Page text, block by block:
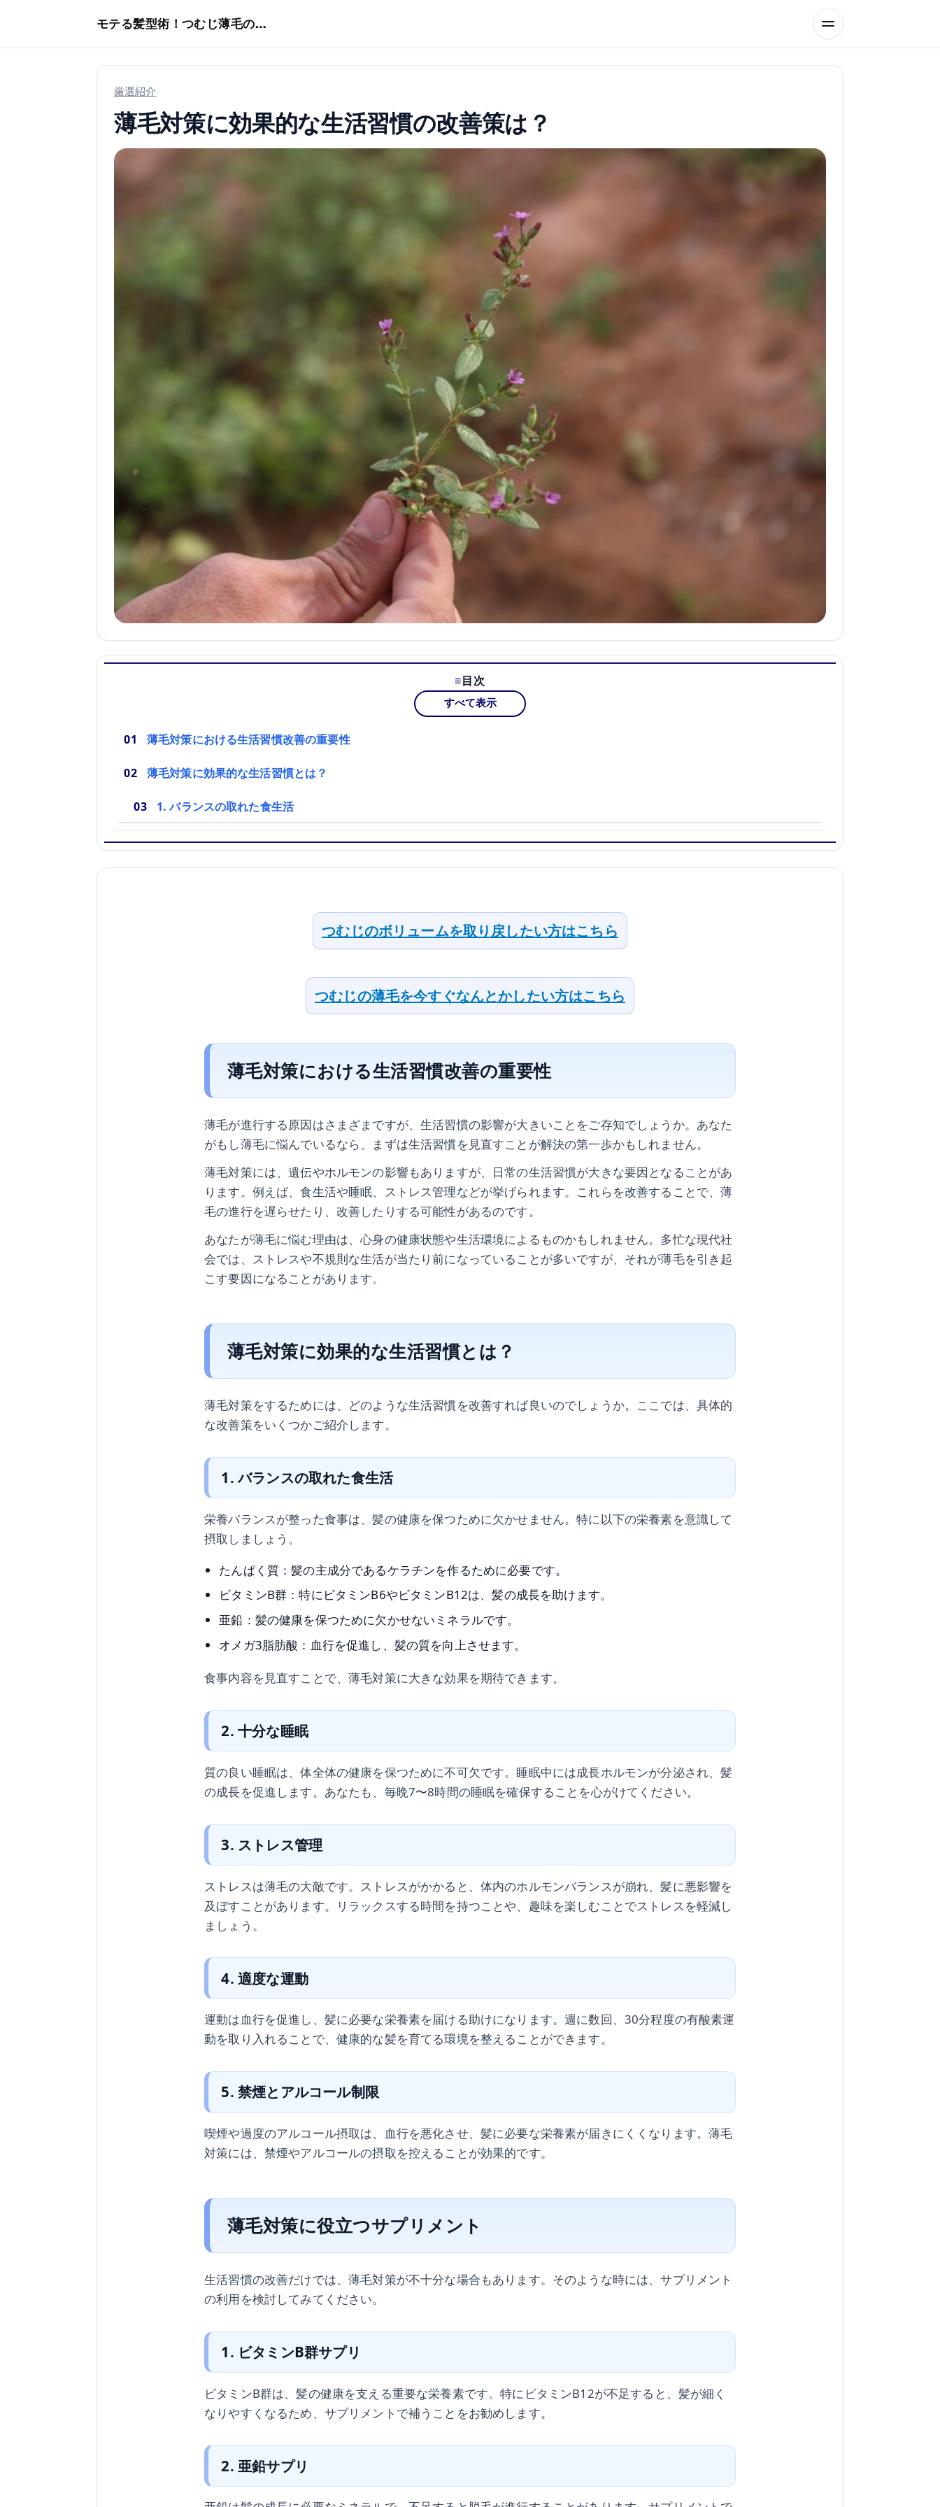
モテる髪型術！つむじ薄毛の隠し方
厳選紹介
薄毛対策に効果的な生活習慣の改善策は？
目次
すべて表示
薄毛対策における生活習慣改善の重要性
薄毛対策に効果的な生活習慣とは？
1. バランスの取れた食生活
つむじのボリュームを取り戻したい方はこちら
つむじの薄毛を今すぐなんとかしたい方はこちら
薄毛対策における生活習慣改善の重要性
薄毛が進行する原因はさまざまですが、生活習慣の影響が大きいことをご存知でしょうか。あなた
がもし薄毛に悩んでいるなら、まずは生活習慣を見直すことが解決の第一歩かもしれません。
薄毛対策には、遺伝やホルモンの影響もありますが、日常の生活習慣が大きな要因となることがあ
ります。例えば、食生活や睡眠、ストレス管理などが挙げられます。これらを改善することで、薄
毛の進行を遅らせたり、改善したりする可能性があるのです。
あなたが薄毛に悩む理由は、心身の健康状態や生活環境によるものかもしれません。多忙な現代社
会では、ストレスや不規則な生活が当たり前になっていることが多いですが、それが薄毛を引き起
こす要因になることがあります。
薄毛対策に効果的な生活習慣とは？
薄毛対策をするためには、どのような生活習慣を改善すれば良いのでしょうか。ここでは、具体的
な改善策をいくつかご紹介します。
1. バランスの取れた食生活
栄養バランスが整った食事は、髪の健康を保つために欠かせません。特に以下の栄養素を意識して
摂取しましょう。
たんぱく質：髪の主成分であるケラチンを作るために必要です。
ビタミンB群：特にビタミンB6やビタミンB12は、髪の成長を助けます。
亜鉛：髪の健康を保つために欠かせないミネラルです。
オメガ3脂肪酸：血行を促進し、髪の質を向上させます。
食事内容を見直すことで、薄毛対策に大きな効果を期待できます。
2. 十分な睡眠
質の良い睡眠は、体全体の健康を保つために不可欠です。睡眠中には成長ホルモンが分泌され、髪
の成長を促進します。あなたも、毎晩7〜8時間の睡眠を確保することを心がけてください。
3. ストレス管理
ストレスは薄毛の大敵です。ストレスがかかると、体内のホルモンバランスが崩れ、髪に悪影響を
及ぼすことがあります。リラックスする時間を持つことや、趣味を楽しむことでストレスを軽減し
ましょう。
4. 適度な運動
運動は血行を促進し、髪に必要な栄養素を届ける助けになります。週に数回、30分程度の有酸素運
動を取り入れることで、健康的な髪を育てる環境を整えることができます。
5. 禁煙とアルコール制限
喫煙や過度のアルコール摂取は、血行を悪化させ、髪に必要な栄養素が届きにくくなります。薄毛
対策には、禁煙やアルコールの摂取を控えることが効果的です。
薄毛対策に役立つサプリメント
生活習慣の改善だけでは、薄毛対策が不十分な場合もあります。そのような時には、サプリメント
の利用を検討してみてください。
1. ビタミンB群サプリ
ビタミンB群は、髪の健康を支える重要な栄養素です。特にビタミンB12が不足すると、髪が細く
なりやすくなるため、サプリメントで補うことをお勧めします。
2. 亜鉛サプリ